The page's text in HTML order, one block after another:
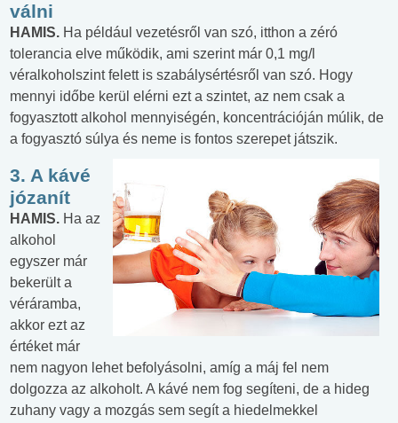
válni
HAMIS. Ha például vezetésről van szó, itthon a zéró
tolerancia elve működik, ami szerint már 0,1 mg/l
véralkoholszint felett is szabálysértésről van szó. Hogy
mennyi időbe kerül elérni ezt a szintet, az nem csak a
fogyasztott alkohol mennyiségén, koncentrációján múlik, de
a fogyasztó súlya és neme is fontos szerepet játszik.
3. A kávé
józanít
HAMIS. Ha az
alkohol
egyszer már
bekerült a
véráramba,
akkor ezt az
értéket már
nem nagyon lehet befolyásolni, amíg a máj fel nem
dolgozza az alkoholt. A kávé nem fog segíteni, de a hideg
zuhany vagy a mozgás sem segít a hiedelmekkel